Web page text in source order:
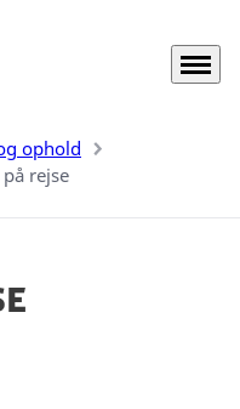
Menu
ophold
rejse